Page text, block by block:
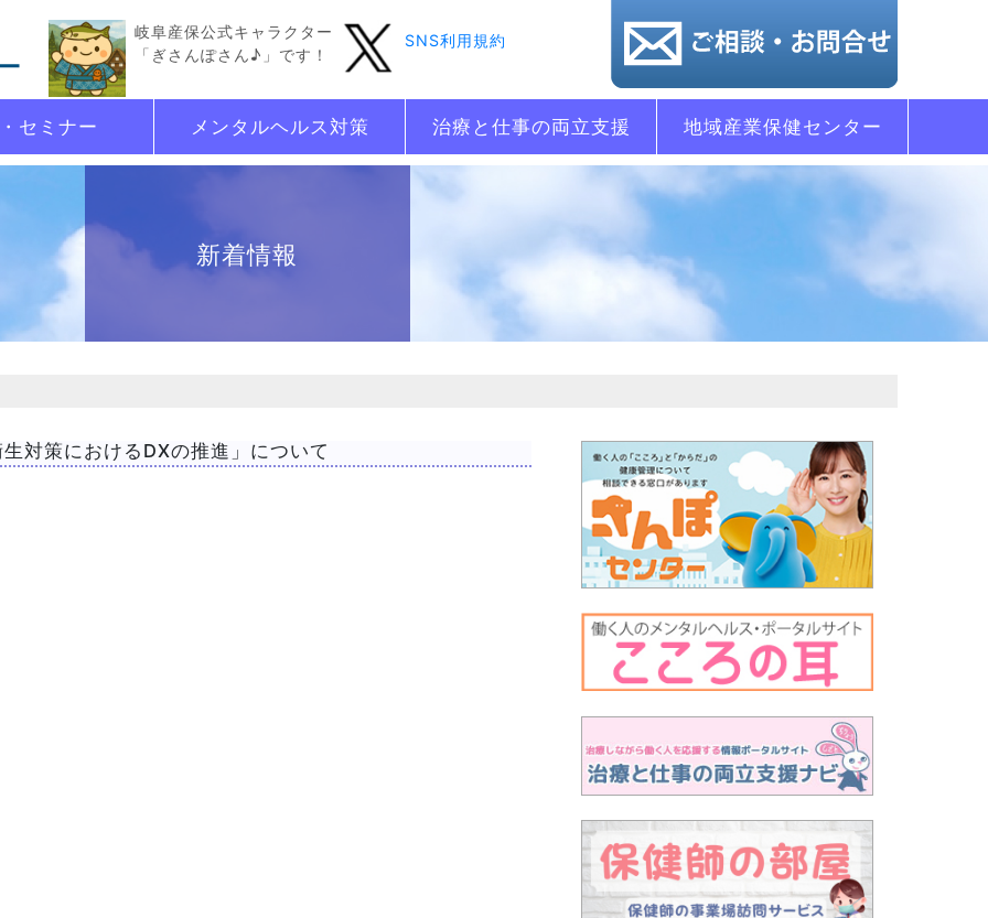
岐阜産保公式キャラクター
「ぎさんぽさん♪」です！
SNS利用規約
セミナー メンタルヘルス対策 治療と仕事の両立支援 地域産業保健センター
新着情報
対策におけるDXの推進」について